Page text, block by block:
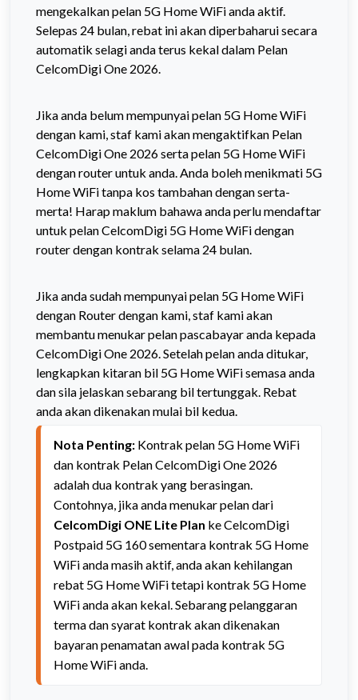
mengekalkan pelan 5G Home WiFi anda aktif.
Selepas 24 bulan, rebat ini akan diperbaharui secara
automatik selagi anda terus kekal dalam Pelan
CelcomDigi One 2026.
Jika anda belum mempunyai pelan 5G Home WiFi
dengan kami, staf kami akan mengaktifkan Pelan
CelcomDigi One 2026 serta pelan 5G Home WiFi
dengan router untuk anda. Anda boleh menikmati 5G
Home WiFi tanpa kos tambahan dengan serta-
merta! Harap maklum bahawa anda perlu mendaftar
untuk pelan CelcomDigi 5G Home WiFi dengan
router dengan kontrak selama 24 bulan.
Jika anda sudah mempunyai pelan 5G Home WiFi
dengan Router dengan kami, staf kami akan
membantu menukar pelan pascabayar anda kepada
CelcomDigi One 2026. Setelah pelan anda ditukar,
lengkapkan kitaran bil 5G Home WiFi semasa anda
dan sila jelaskan sebarang bil tertunggak. Rebat
anda akan dikenakan mulai bil kedua.
Nota Penting: Kontrak pelan 5G Home WiFi
dan kontrak Pelan CelcomDigi One 2026
adalah dua kontrak yang berasingan.
CelcomDigi ONE Lite Plan ke CelcomDigi
Postpaid 5G 160 sementara kontrak 5G Home
WiFi anda masih aktif, anda akan kehilangan
rebat 5G Home WiFi tetapi kontrak 5G Home
WiFi anda akan kekal. Sebarang pelanggaran
terma dan syarat kontrak akan dikenakan
bayaran penamatan awal pada kontrak 5G
Home WiFi anda.